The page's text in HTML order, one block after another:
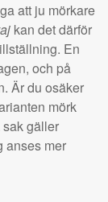
att ju mörkare
kan det därför
En
och på
Är du osäker
mörk
sak gäller
anses mer